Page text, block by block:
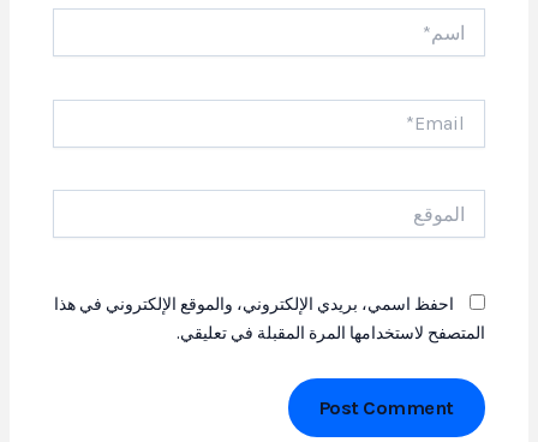
احفظ اسمي، بريدي الإلكتروني، والموقع الإلكتروني في هذا
المتصفح لاستخدامها المرة المقبلة في تعليقي.